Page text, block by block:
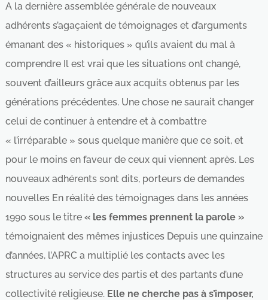
A la dernière assemblée générale de nouveaux
adhérents s’agaçaient de témoignages et d’arguments
émanant des « historiques » qu’ils avaient du mal à
comprendre Il est vrai que les situations ont changé,
souvent d’ailleurs grâce aux acquits obtenus par les
générations précédentes. Une chose ne saurait changer
celui de continuer à entendre et à combattre
« l’irréparable » sous quelque manière que ce soit, et
pour le moins en faveur de ceux qui viennent après. Les
nouveaux adhérents sont dits, porteurs de demandes
nouvelles En réalité des témoignages dans les années
1990 sous le titre « les femmes prennent la parole »
témoignaient des mêmes injustices Depuis une quinzaine
d’années, l’APRC a multiplié les contacts avec les
structures au service des partis et des partants d’une
collectivité religieuse. Elle ne cherche pas à s’imposer,